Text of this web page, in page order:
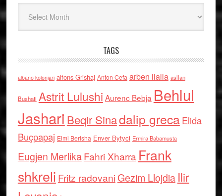
TAGS
albano kolonjari alfons Grishaj Anton Cefa arben llalla asllan
Bushati Astrit Lulushi Aurenc Bebja Behlul
Jashari Beqir Sinadalip grecaElida
Buçpapaj Elmi Berisha Enver Bytyci Ermira Babamusta
Eugjen MerlikaFahri Xharra Frank
shkreli Fritz radovaniGezim Llojdia Ilir